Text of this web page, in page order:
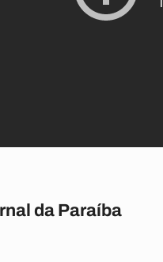
da Paraíba